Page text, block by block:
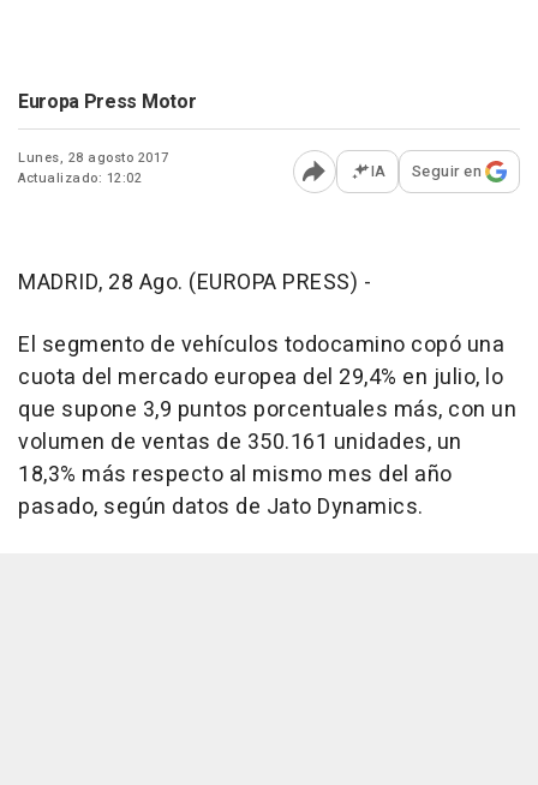
Europa Press Motor
Lunes, 28 agosto 2017
Actualizado: 12:02
Abrir opciones para
IA Seguir en
MADRID, 28 Ago. (EUROPA PRESS) -
El segmento de vehículos todocamino copó una
cuota del mercado europea del 29,4% en julio, lo
que supone 3,9 puntos porcentuales más, con un
volumen de ventas de 350.161 unidades, un
18,3% más respecto al mismo mes del año
pasado, según datos de Jato Dynamics.